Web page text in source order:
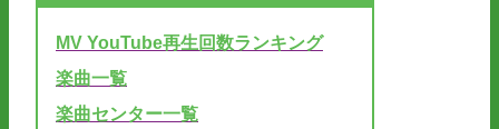
MV YouTube再生回数ランキング
楽曲一覧
楽曲センター一覧